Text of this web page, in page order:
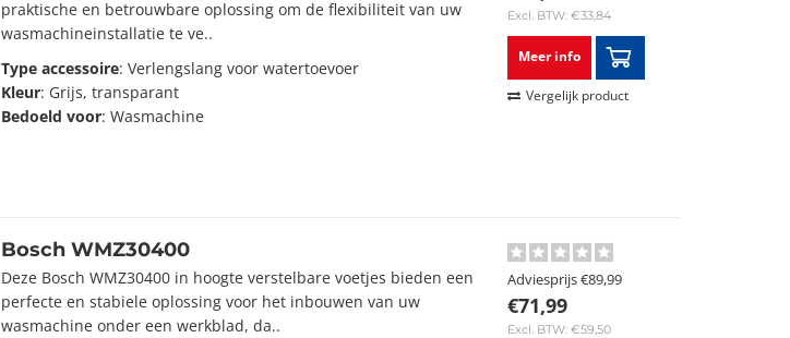
praktische en betrouwbare oplossing om de flexibiliteit van uw
wasmachineinstallatie te ve..
Type accessoire: Verlengslang voor watertoevoer
Kleur: Grijs, transparant
Bedoeld voor: Wasmachine
Excl. BTW: €33,84
Meer info
Vergelijk product
Bosch WMZ30400
Deze Bosch WMZ30400 in hoogte verstelbare voetjes bieden een
perfecte en stabiele oplossing voor het inbouwen van uw
wasmachine onder een werkblad, da..
Adviesprijs€89,99
€71,99
Excl. BTW: €59,50